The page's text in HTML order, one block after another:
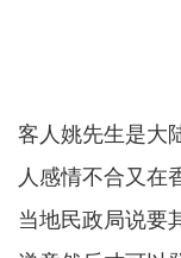
客人姚先生是大
人感情不合又在
当地民政局说要